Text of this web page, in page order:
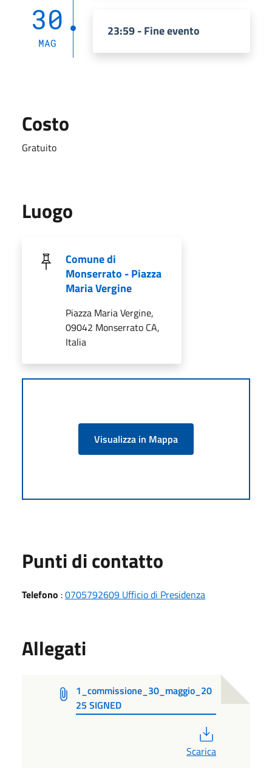
30
MAG
23:59 - Fine evento
Costo
Gratuito
Luogo
Comune di
Monserrato - Piazza
Maria Vergine
Piazza Maria Vergine,
09042 Monserrato CA,
Italia
Visualizza in Mappa
Punti di contatto
Telefono :0705792609 Ufficio di Presidenza
Allegati
1_commissione_30_maggio_20
25 SIGNED
Scarica